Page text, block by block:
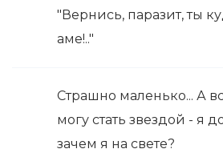
"Вернись, паразит, ты
аме!.."
Страшно маленько... А
могу стать звездой - я
зачем я на свете?